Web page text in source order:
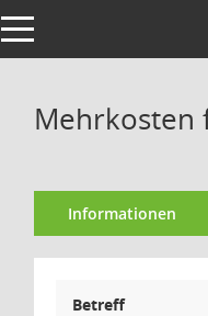
Toggle navigation
Mehrkosten
Informationen
Betreff